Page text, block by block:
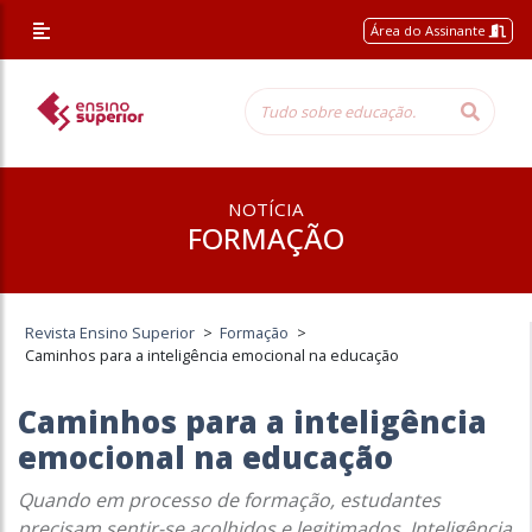
Área do Assinante
NOTÍCIA
FORMAÇÃO
Revista Ensino Superior > Formação >
Caminhos para a inteligência emocional na educação
Caminhos para a inteligência
emocional na educação
Quando em processo de formação, estudantes